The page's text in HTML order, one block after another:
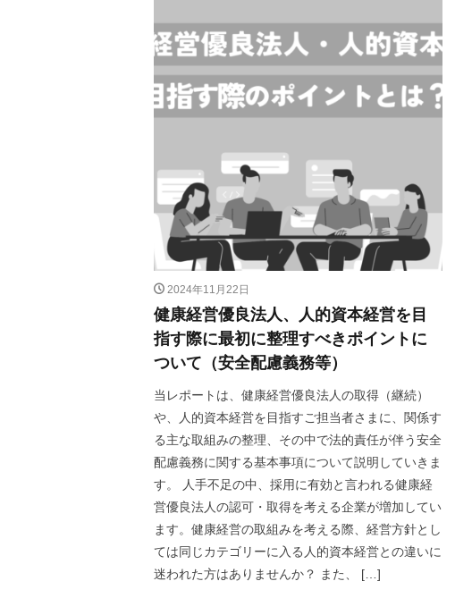
2024年11月22日
健康経営優良法人、人的資本経営を目
指す際に最初に整理すべきポイントに
ついて（安全配慮義務等）
当レポートは、健康経営優良法人の取得（継続）
や、人的資本経営を目指すご担当者さまに、関係す
る主な取組みの整理、その中で法的責任が伴う安全
配慮義務に関する基本事項について説明していきま
す。 人手不足の中、採用に有効と言われる健康経
営優良法人の認可・取得を考える企業が増加してい
ます。健康経営の取組みを考える際、経営方針とし
ては同じカテゴリーに入る人的資本経営との違いに
迷われた方はありませんか？ また、 […]